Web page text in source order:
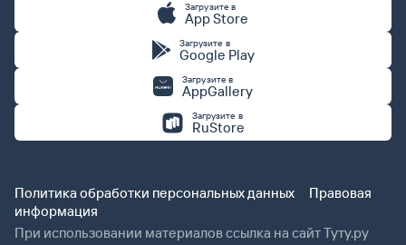
Загрузите в
App Store
Загрузите в
Google Play
Загрузите в
AppGallery
Загрузите в
RuStore
Политика обработки персональных данных
Правовая
информация
При использовании материалов ссылка на сайт Туту.ру